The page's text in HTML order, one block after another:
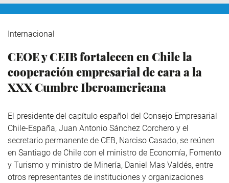
Internacional
CEOE y CEIB fortalecen en Chile la
cooperación empresarial de cara a la
XXX Cumbre Iberoamericana
El presidente del capítulo español del Consejo Empresarial
Chile-España, Juan Antonio Sánchez Corchero y el
secretario permanente de CEB, Narciso Casado, se reúnen
en Santiago de Chile con el ministro de Economía, Fomento
y Turismo y ministro de Minería, Daniel Mas Valdés, entre
otros representantes de instituciones y organizaciones